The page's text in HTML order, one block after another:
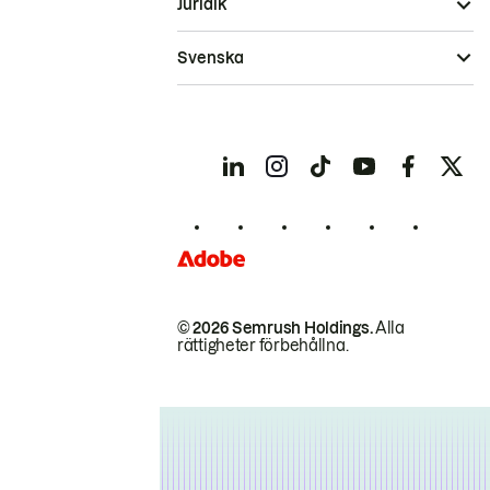
© 2026 Semrush Holdings.Alla
rättigheter förbehållna.
Juridik
Svenska